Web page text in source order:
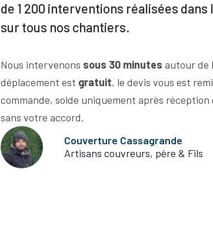
de 1 200 interventions réalisées
sur tous nos chantiers.
Nous intervenons sous 30 minutes autour de
déplacement est gratuit, le devis vous est
commande, solde uniquement après
sans votre accord.
Couverture Cassagrande
Artisans couvreurs, père & Fils